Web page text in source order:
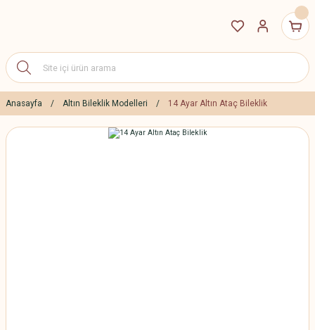
Anasayfa Altın Bileklik Modelleri 14 Ayar Altın Ataç Bileklik